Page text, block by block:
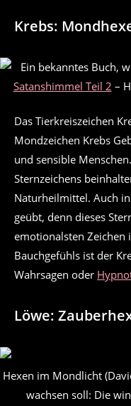
Krebs:
Satanshimmel Teil 2 –
Das Tierkreiszeichen
Mondzeichen Krebs
und sensible
Sternzeichens
Naturheilmittel. Auch
geübt, denn dieses
emotionalsten Zeichen
Bauchgefühls ist der
Wahrsagen oder
Löwe:
Hexen im Mondlicht
wachsen soll: Die